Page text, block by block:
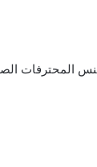
المحترفات